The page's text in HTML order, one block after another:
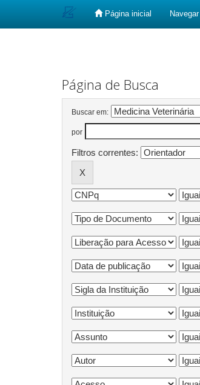
Página inicial Navegar
Página de Busca
Buscar em:
por
Filtros correntes: